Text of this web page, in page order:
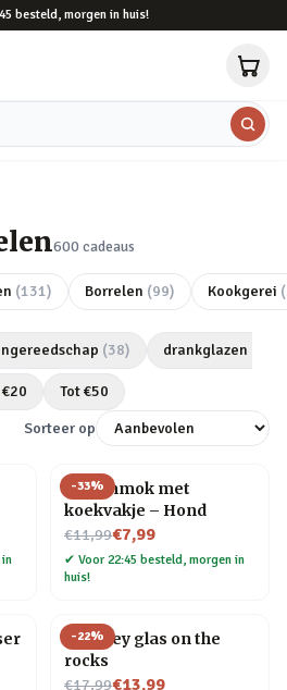
besteld, morgen in huis!
600 cadeaus
(131) Borrelen (99) Kookgerei (
(38) drankglazen
20 Tot €50
Sorteer op
-33%
Dierenmok met
koekvakje – Hond
€11,99
Nu voor€7,99
✔ Voor 22:45 besteld, morgen in
huis!
-22%
Whiskey glas on the
rocks
€17,99
Nu voor€13,99